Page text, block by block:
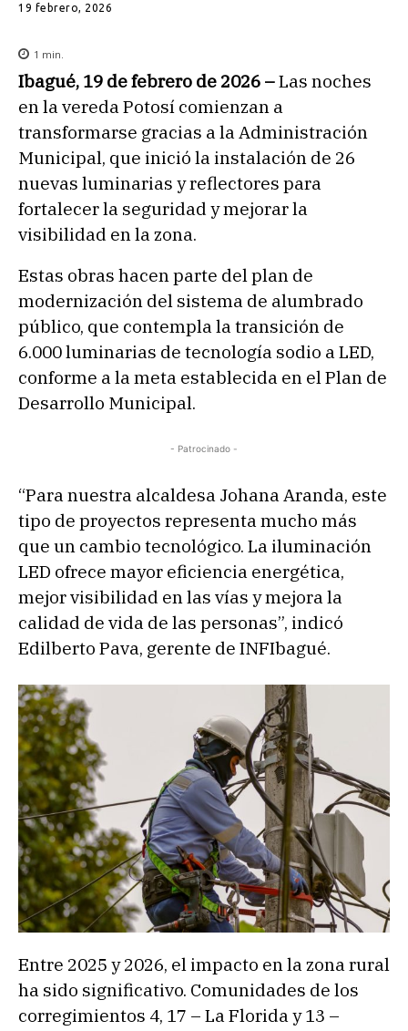
19 febrero, 2026
1 min.
Ibagué, 19 de febrero de 2026 –Las noches
en la vereda Potosí comienzan a
transformarse gracias a la Administración
Municipal, que inició la instalación de 26
nuevas luminarias y reflectores para
fortalecer la seguridad y mejorar la
visibilidad en la zona.
Estas obras hacen parte del plan de
modernización del sistema de alumbrado
público, que contempla la transición de
6.000 luminarias de tecnología sodio a LED,
conforme a la meta establecida en el Plan de
Desarrollo Municipal.
- Patrocinado -
“Para nuestra alcaldesa Johana Aranda, este
tipo de proyectos representa mucho más
que un cambio tecnológico. La iluminación
LED ofrece mayor eficiencia energética,
mejor visibilidad en las vías y mejora la
calidad de vida de las personas”, indicó
Edilberto Pava, gerente de INFIbagué.
Entre 2025 y 2026, el impacto en la zona rural
ha sido significativo. Comunidades de los
corregimientos 4, 17 – La Florida y 13 –